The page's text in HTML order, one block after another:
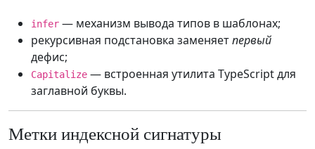
infer — механизм вывода типов в шаблонах;
рекурсивная подстановка заменяетпервый
дефис;
Capitalize — встроенная утилита TypeScript для
заглавной буквы.
Метки индексной сигнатуры